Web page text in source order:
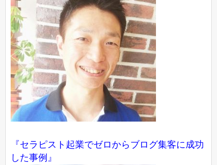
『セラピスト起業でゼロからブログ集客に成功
した事例 』